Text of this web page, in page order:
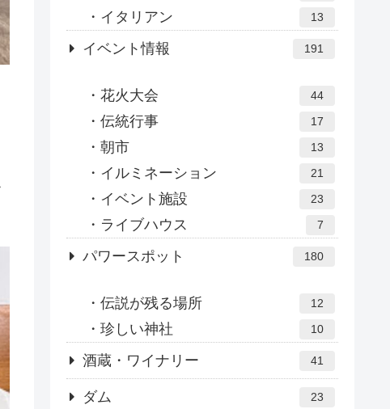
イタリアン 13
イベント情報 191
花火大会 44
伝統行事 17
朝市 13
イルミネーション 21
イベント施設 23
ライブハウス 7
パワースポット 180
伝説が残る場所 12
珍しい神社 10
酒蔵・ワイナリー 41
ダム 23